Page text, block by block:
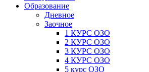
Образование
Дневное
Заочное
1 КУРС ОЗО
2 КУРС ОЗО
3 КУРС ОЗО
4 КУРС ОЗО
5 курс ОЗО